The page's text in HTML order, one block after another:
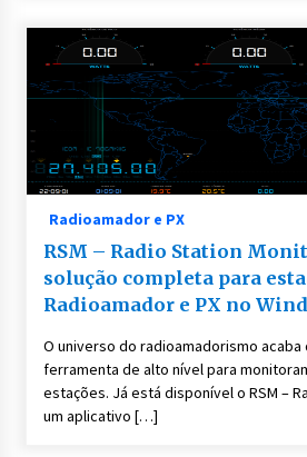
Radioamador e PX
RSM – Radio Station
solução completa para
Radioamador e PX no
O universo do radioamadorismo acaba
ferramenta de alto nível para
estações. Já está disponível o RSM –
um aplicativo […]